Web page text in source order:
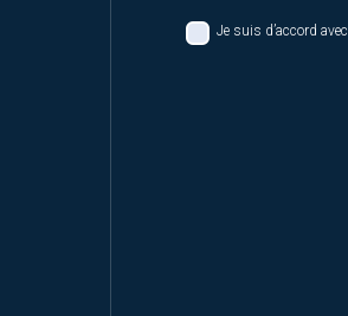
Je suis d’accord avec